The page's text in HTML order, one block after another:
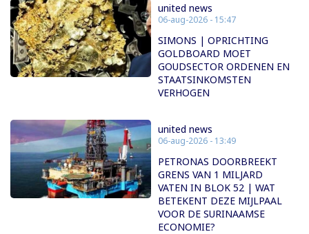
united news
06-aug-2026 - 15:47
SIMONS | OPRICHTING
GOLDBOARD MOET
GOUDSECTOR ORDENEN EN
STAATSINKOMSTEN
VERHOGEN
united news
06-aug-2026 - 13:49
PETRONAS DOORBREEKT
GRENS VAN 1 MILJARD
VATEN IN BLOK 52 | WAT
BETEKENT DEZE MIJLPAAL
VOOR DE SURINAAMSE
ECONOMIE?